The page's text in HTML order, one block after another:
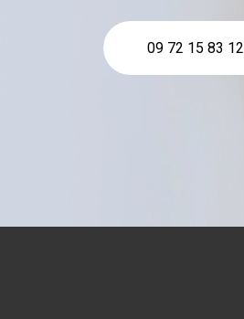
09 72 15 83 12